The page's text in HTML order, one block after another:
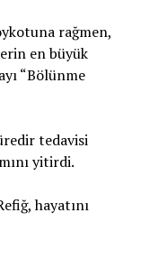
rağmen,
en büyük
“Bölünme
tedavisi
yitirdi.
hayatını